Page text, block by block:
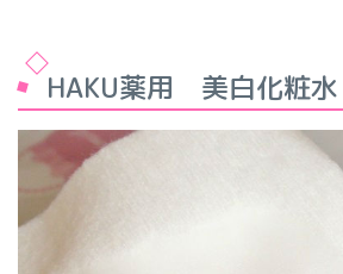
HAKU薬用 美白化粧水